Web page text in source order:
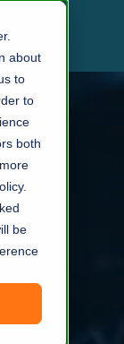
about
to
to
both
be